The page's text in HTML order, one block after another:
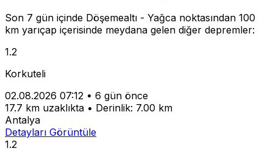
Son 7 gün içinde Döşemealtı - Yağca noktasından 100
km yarıçap içerisinde meydana gelen diğer depremler:
1.2
Korkuteli
02.08.2026 07:12 • 6 gün önce
17.7 km uzaklıkta • Derinlik: 7.00 km
Antalya
Detayları Görüntüle
1.2